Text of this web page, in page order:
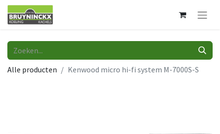
Alle producten Kenwood micro hi-fi system M-7000S-S